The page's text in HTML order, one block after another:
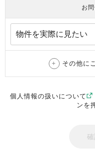
お
その他に
個人情報の扱いについて
ンを